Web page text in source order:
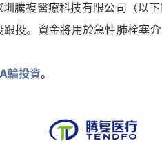
騰複醫療科技有限公司（以
投。資金將用於急性肺栓塞
輪投資。